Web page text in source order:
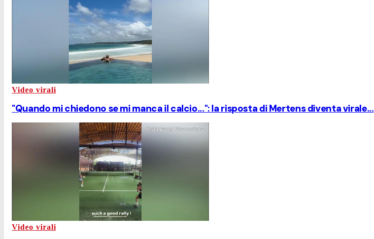
Video virali
"Quando mi chiedono se mi manca il calcio...": la risposta di Mertens diventa virale...
Video virali